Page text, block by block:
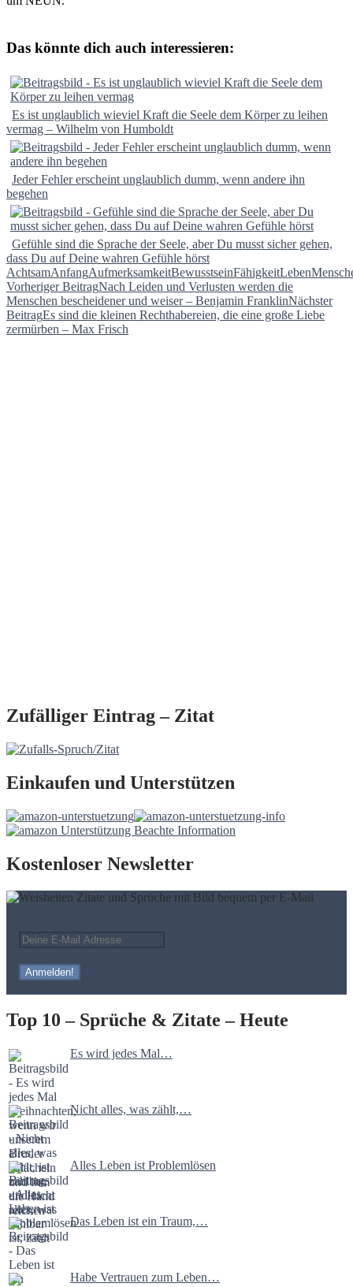
Das könnte dich auch interessieren:
Es ist unglaublich wieviel Kraft die Seele dem Körper zu leihen
vermag – Wilhelm von Humboldt
Jeder Fehler erscheint unglaublich dumm, wenn andere ihn
begehen
Gefühle sind die Sprache der Seele, aber Du musst sicher gehen,
dass Du auf Deine wahren Gefühle hörst
AchtsamAnfangAufmerksamkeitBewusstseinFähigkeitLeben
Beitragsnavigation
Vorheriger BeitragNach Leiden und Verlusten werden die
Menschen bescheidener und weiser – Benjamin FranklinNächster
BeitragEs sind die kleinen Rechthabereien, die eine große Liebe
zermürben – Max Frisch
Zufälliger Eintrag – Zitat
Einkaufen und Unterstützen
Kostenloser Newsletter
Top 10 – Sprüche & Zitate – Heute
Es wird jedes Mal…
Nicht alles, was zählt,…
Alles Leben ist Problemlösen
Das Leben ist ein Traum,…
Habe Vertrauen zum Leben…